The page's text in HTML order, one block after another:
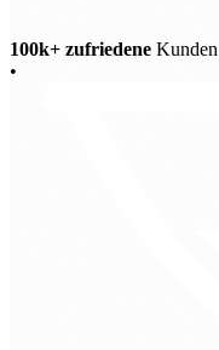
100k+ zufriedene Kunden
•